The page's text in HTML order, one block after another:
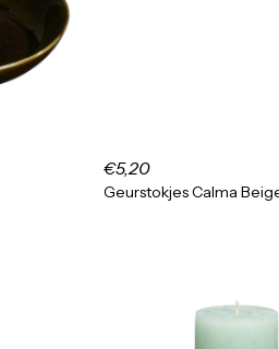
€5,20
Geurstokjes Calma